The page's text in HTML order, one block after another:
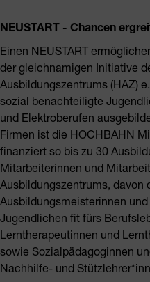
NEUSTART - Chancen
Einen NEUSTART
der gleichnamigen Initiative
Ausbildungszentrums (HAZ)
sozial benachteiligte
und Elektroberufen
Firmen ist die HOCHBAHN
finanziert so bis zu 30
Mitarbeiterinnen und
Ausbildungszentrums, davon
Ausbildungsmeisterinnen
Jugendlichen fit fürs
Lerntherapeutinnen und
sowie Sozialpädagoginnen
Nachhilfe- und